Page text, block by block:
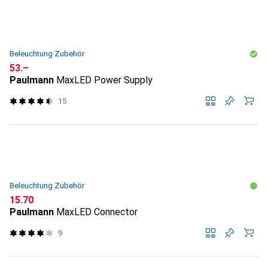
Beleuchtung Zubehör
CHF
53.–
Paulmann MaxLED Power Supply
15
Beleuchtung Zubehör
CHF
15.70
Paulmann MaxLED Connector
9